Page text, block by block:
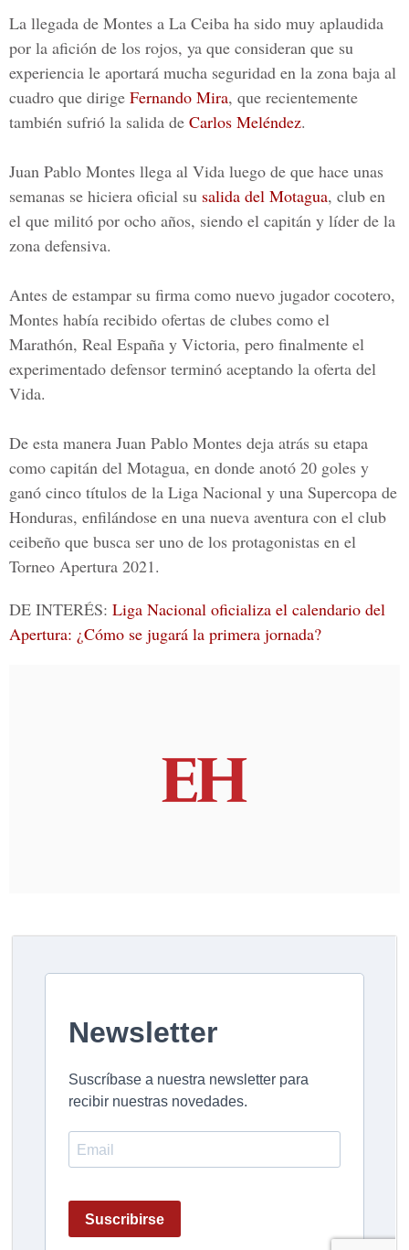
La llegada de Montes a La Ceiba ha sido muy aplaudida
por la afición de los rojos, ya que consideran que su
experiencia le aportará mucha seguridad en la zona baja al
cuadro que dirige Fernando Mira, que recientemente
también sufrió la salida de Carlos Meléndez.
Juan Pablo Montes llega al Vida luego de que hace unas
semanas se hiciera oficial su salida del Motagua, club en
el que militó por ocho años, siendo el capitán y líder de la
zona defensiva.
Antes de estampar su firma como nuevo jugador cocotero,
Montes había recibido ofertas de clubes como el
Marathón, Real España y Victoria, pero finalmente el
experimentado defensor terminó aceptando la oferta del
Vida.
De esta manera Juan Pablo Montes deja atrás su etapa
como capitán del Motagua, en donde anotó 20 goles y
ganó cinco títulos de la Liga Nacional y una Supercopa de
Honduras, enfilándose en una nueva aventura con el club
ceibeño que busca ser uno de los protagonistas en el
Torneo Apertura 2021.
DE INTERÉS: Liga Nacional oficializa el calendario del
Apertura: ¿Cómo se jugará la primera jornada?